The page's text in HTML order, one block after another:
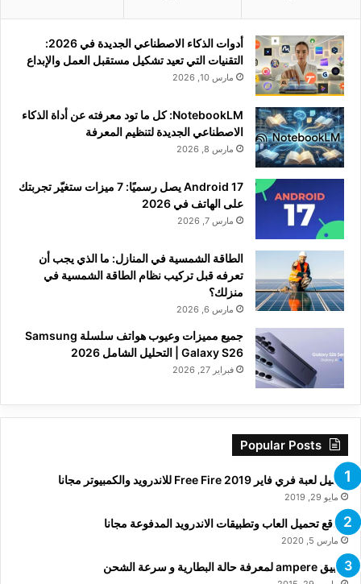
أدوات الذكاء الاصطناعي الجديدة في 2026:
التقنيات التي تعيد تشكيل مستقبل العمل والإبداع
مارس 10, 2026
NotebookLM: كل ما تود معرفته عن أداة الذكاء
الاصطناعي الجديدة لتنظيم المعرفة
مارس 8, 2026
Android 17 يصل رسميًا: 7 ميزات ستغيّر تجربتك
على الهاتف في 2026
مارس 7, 2026
الطاقة الشمسية في المنازل: ما الذي يجب أن
تعرفه قبل تركيب نظام الطاقة الشمسية في
منزلك؟
مارس 6, 2026
جميع مميزات وعيوب هواتف سلسلة Samsung
Galaxy S26 | التحليل الشامل 2026
فبراير 27, 2026
Popular Posts
تحميل لعبة فري فاير Free Fire 2019 للاندرويد والكمبيوتر مجانا
مايو 29, 2019
مواقع تحميل العاب وتطبيقات الاندرويد المدفوعة مجانا
مارس 5, 2020
تطبيق ampere لمعرفة حالة البطارية و سرعة الشحن